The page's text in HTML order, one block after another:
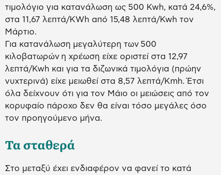
τιμολόγιο για κατανάλωση ως 500 Kwh, κατά 24,6%,
στα 11,67 λεπτά/KWh από 15,48 λεπτά/Kwh τον
Μάρτιο.
Για κατανάλωση μεγαλύτερη των 500
κιλοβατωρών η χρέωση είχε οριστεί στα 12,97
λεπτά/Kwh και για τα διζωνικά τιμολόγια (πρώην
νυχτερινά) είχε μειωθεί στα 8,57 λεπτά/Kmh. Έτσι
όλα δείχνουν ότι για τον Μάιο οι μειώσεις από τον
κορυφαίο πάροχο δεν θα είναι τόσο μεγάλες όσο
τον προηγούμενο μήνα.
Τα σταθερά
Στο μεταξύ έχει ενδιαφέρον να φανεί το κατά